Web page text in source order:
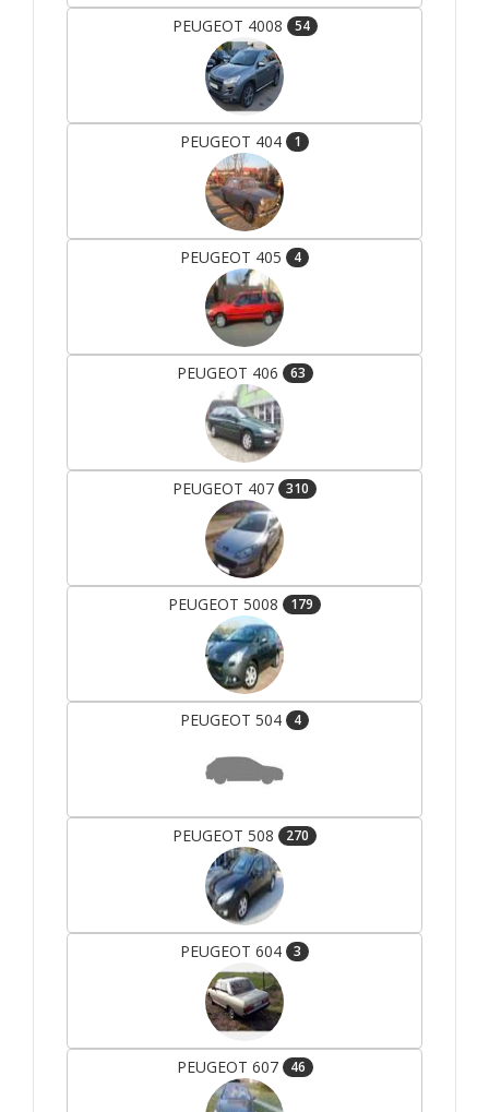
PEUGEOT 4008 54
PEUGEOT 404 1
PEUGEOT 405 4
PEUGEOT 406 63
PEUGEOT 407 310
PEUGEOT 5008 179
PEUGEOT 504 4
PEUGEOT 508 270
PEUGEOT 604 3
PEUGEOT 607 46